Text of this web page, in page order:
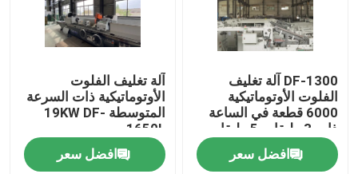
DF-1300 آلة تغليف
الفلوت الأوتوماتيكية
6000 قطعة في الساعة
ذات 3 طبقات 5 طبقات
افضل سعر
آلة تغليف الفلوت
الأوتوماتيكية ذات السرعة
المتوسطة 19KW DF-
1650L
افضل سعر